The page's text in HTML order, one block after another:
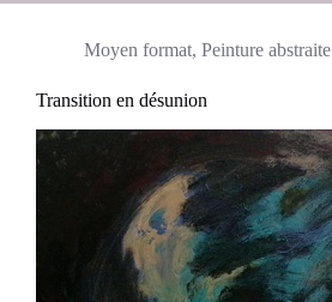
Moyen format, Peinture abstraite
Transition en désunion